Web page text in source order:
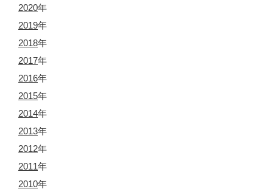
2020年
2019年
2018年
2017年
2016年
2015年
2014年
2013年
2012年
2011年
2010年